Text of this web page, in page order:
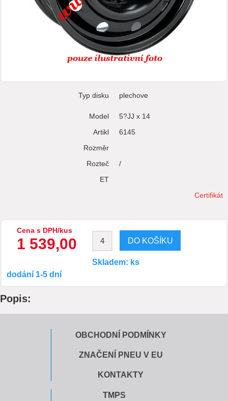
Typ disku plechove
Model
5?JJ x 14
Artikl
6145
Rozměr
Rozteč
/
ET
Certifikát
Cena s DPH/kus
1 539,00
Skladem: ks
dodání 1-5 dní
Popis:
OBCHODNÍ PODMÍNKY
ZNAČENÍ PNEU V EU
KONTAKTY
TMPS